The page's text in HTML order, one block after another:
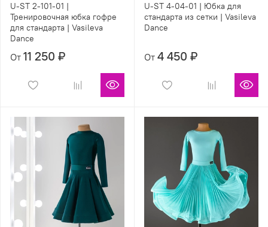
U-ST 2-101-01 |
Тренировочная юбка гофре
для стандарта | Vasileva
Dance
От 11 250 ₽
U-ST 4-04-01 | Юбка для
стандарта из сетки | Vasileva
Dance
От 4 450 ₽